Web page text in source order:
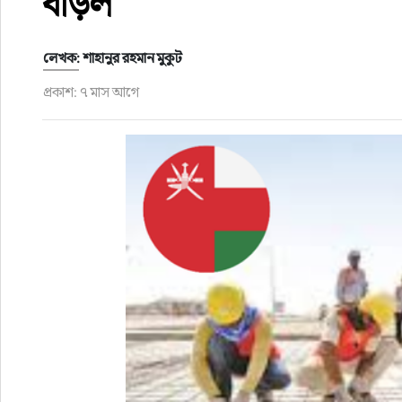
হজ-ওমরাহ
ভিডিও
লেখক: শাহানুর রহমান মুকুট
প্রকাশ: ৭ মাস আগে